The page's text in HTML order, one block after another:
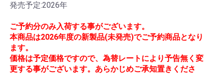
発売予定:2026年
ご予約分のみ入荷する事がございます。
本商品は2026年度の新製品(未発売)でご予約商品となり
ます。
価格は予定価格ですので、為替レートにより予告無く変
更する事がございます。あらかじめご承知置きくださ